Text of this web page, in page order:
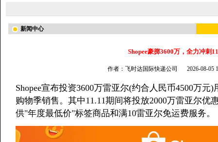
新闻中心
Shopee豪掷3600万，全力冲刺
作者：飞时达国际快递公司 2026-08-05
Shopee宣布投资3600万雷亚尔(约合人民币4500万
购物季销售。其中11.11期间将投放2000万雷亚尔优
供"年度最低价"标签商品和满10雷亚尔免运费服务。